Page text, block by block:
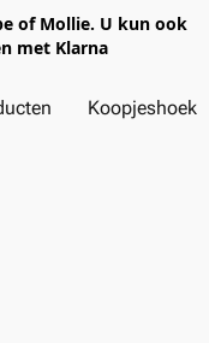
of Mollie. U kun ook
met Klarna
Koopjeshoek